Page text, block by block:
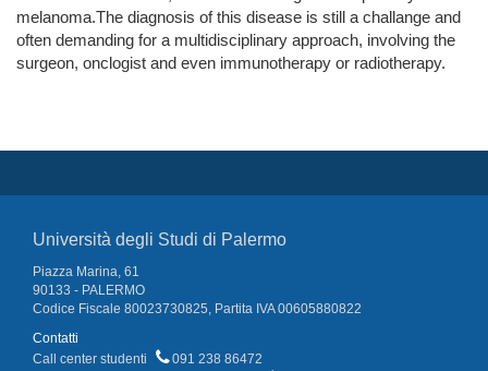
melanoma.The diagnosis of this disease is still a challange and
often demanding for a multidisciplinary approach, involving the
surgeon, onclogist and even immunotherapy or radiotherapy.
Università degli Studi di Palermo
Piazza Marina, 61
90133 - PALERMO
Codice Fiscale 80023730825, Partita IVA 00605880822
Contatti
Call center studenti
091 238 86472